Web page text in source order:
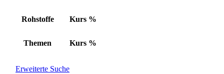
Rohstoffe Kurs %
Themen Kurs %
Erweiterte Suche